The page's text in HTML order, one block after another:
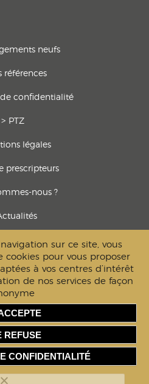
neufs
références
confidentialité
PTZ
légales
prescripteurs
nous ?
Contact
loi Pinel
du neuf
ROUTE DE CHASSELAY -
sur ce site, vous
cookies pour vous proposer
à vos centres d’intérêt
de nos services de façon
REFUSE
CONFIDENTIALITÉ